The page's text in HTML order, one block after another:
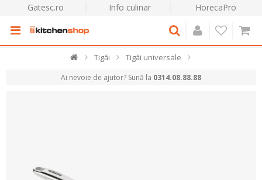
Gatesc.ro Info culinar HorecaPro
Tigăi Tigăi universale
Ai nevoie de ajutor? Sună la 0314.08.88.88